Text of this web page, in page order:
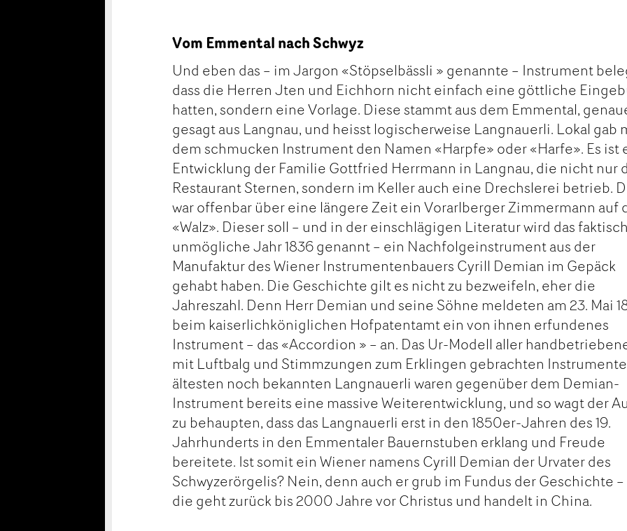
Vom Emmental nach Schwyz
Und eben das – im Jargon «Stöpselbässli » genannte – Instrument
dass die Herren Jten und Eichhorn nicht einfach eine göttliche
hatten, sondern eine Vorlage. Diese stammt aus dem Emmental,
gesagt aus Langnau, und heisst logischerweise Langnauerli. Lokal gab
dem schmucken Instrument den Namen «Harpfe» oder «Harfe». Es ist
Entwicklung der Familie Gottfried Herrmann in Langnau, die nicht nur
Restaurant Sternen, sondern im Keller auch eine Drechslerei betrieb.
war offenbar über eine längere Zeit ein Vorarlberger Zimmermann auf
«Walz». Dieser soll – und in der einschlägigen Literatur wird das
unmögliche Jahr 1836 genannt – ein Nachfolgeinstrument aus der
Manufaktur des Wiener Instrumentenbauers Cyrill Demian im Gepäck
gehabt haben. Die Geschichte gilt es nicht zu bezweifeln, eher die
Jahreszahl. Denn Herr Demian und seine Söhne meldeten am 23. Mai
beim kaiserlichköniglichen Hofpatentamt ein von ihnen erfundenes
Instrument – das «Accordion » – an. Das Ur-Modell aller
mit Luftbalg und Stimmzungen zum Erklingen gebrachten
ältesten noch bekannten Langnauerli waren gegenüber dem Demian-
Instrument bereits eine massive Weiterentwicklung, und so wagt der
zu behaupten, dass das Langnauerli erst in den 1850er-Jahren des 19.
Jahrhunderts in den Emmentaler Bauernstuben erklang und Freude
bereitete. Ist somit ein Wiener namens Cyrill Demian der Urvater des
Schwyzerörgelis? Nein, denn auch er grub im Fundus der Geschichte
die geht zurück bis 2000 Jahre vor Christus und handelt in China.